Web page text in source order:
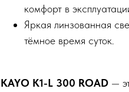
комфорт в
Яркая линзованная
тёмное время суток.
KAYO K1-L 300 ROAD —